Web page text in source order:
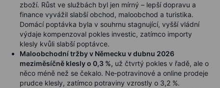
zboží. Růst ve službách byl jen mírný – lepší dopravu a
finance vyvážil slabší obchod, maloobchod a turistika.
Domácí poptávka byla v souhrnu stagnující, vyšší vládní
výdaje kompenzoval pokles investic, zatímco importy
klesly kvůli slabší poptávce.
Maloobchodní tržby v Německu v dubnu 2026
meziměsíčně klesly o 0,3 %, už čtvrtý pokles v řadě, ale o
něco méně než se čekalo. Ne‑potravinové a online prodeje
prudce klesly, zatímco potraviny vzrostly o 3,2 %.